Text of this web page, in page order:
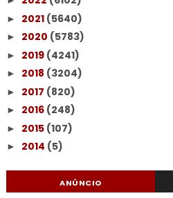
► 2021 (5640)
► 2020 (5783)
► 2019 (4241)
► 2018 (3204)
► 2017 (820)
► 2016 (248)
► 2015 (107)
► 2014 (5)
ANÚNCIO